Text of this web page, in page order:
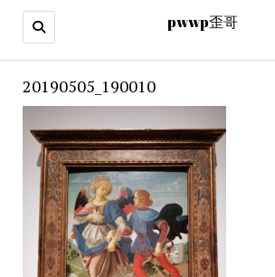
pwwp歪哥
20190505_190010